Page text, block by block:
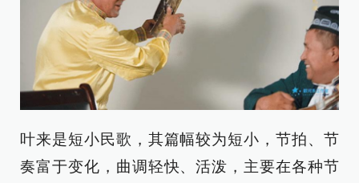
叶来是短小民歌，其篇幅较为短小，节拍、节
奏富于变化，曲调轻快、活泼，主要在各种节